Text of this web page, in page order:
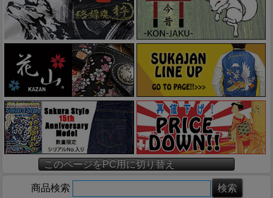
このページをPC用に切り替え
商品検索